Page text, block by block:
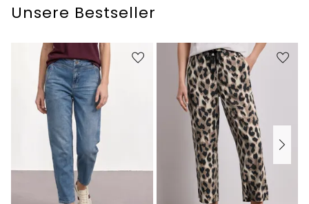
Unsere Bestseller